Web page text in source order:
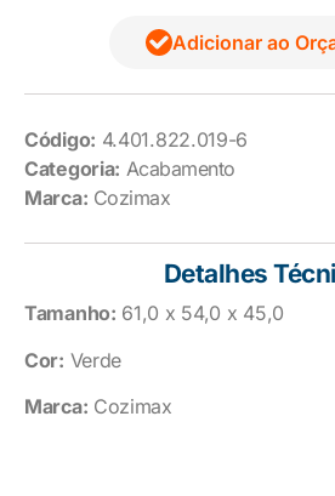
Adicionar ao
Código: 4.401.822.019-6
Categoria: Acabamento
Marca: Cozimax
Detalhes
Tamanho: 61,0 x 54,0 x 45,0
Cor: Verde
Marca: Cozimax